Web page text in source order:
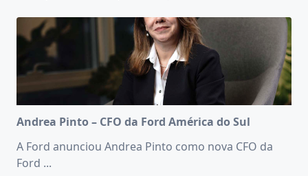
Andrea Pinto – CFO da Ford América do Sul
A Ford anunciou Andrea Pinto como nova CFO da
Ford ...